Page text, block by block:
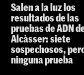
Salen a la luz los
resultados de las
pruebas de ADN
Alcàsser: siete
sospechosos,
ninguna prueba